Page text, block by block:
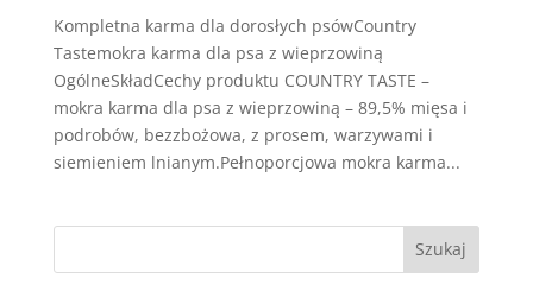
Kompletna karma dla dorosłych psówCountry
Tastemokra karma dla psa z wieprzowiną
OgólneSkładCechy produktu COUNTRY TASTE –
mokra karma dla psa z wieprzowiną – 89,5% mięsa i
podrobów, bezzbożowa, z prosem, warzywami i
siemieniem lnianym.Pełnoporcjowa mokra karma...